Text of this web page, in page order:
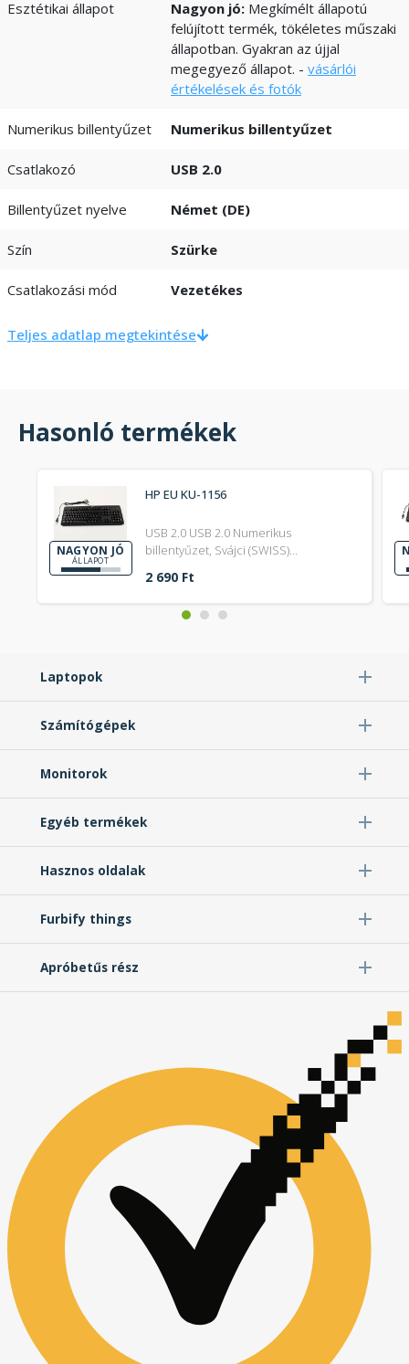
Esztétikai állapot Nagyon jó: Megkímélt állapotú
felújított termék, tökéletes műszaki
állapotban. Gyakran az újjal
megegyező állapot. - vásárlói
értékelések és fotók
Numerikus billentyűzet Numerikus billentyűzet
Csatlakozó USB 2.0
Billentyűzet nyelve Német (DE)
Szín Szürke
Csatlakozási mód Vezetékes
Teljes adatlap megtekintése
Hasonló termékek
NAGYON JÓ
ÁLLAPOT
HP EU KU-1156
USB 2.0 USB 2.0 Numerikus
billentyűzet, Svájci (SWISS)
2 690 Ft
Laptopok
Számítógépek
Monitorok
Egyéb termékek
Hasznos oldalak
Furbify things
Apróbetűs rész